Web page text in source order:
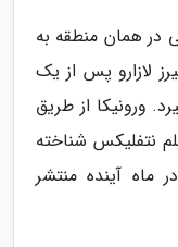
در همان منطقه به
لازارو پس از یک
ورونیکا از طریق
نتفلیکس شناخته
ماه آینده منتشر